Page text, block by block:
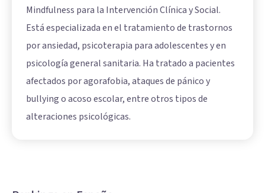
Mindfulness para la Intervención Clínica y Social.
Está especializada en el tratamiento de trastornos
por ansiedad, psicoterapia para adolescentes y en
psicología general sanitaria. Ha tratado a pacientes
afectados por agorafobia, ataques de pánico y
bullying o acoso escolar, entre otros tipos de
alteraciones psicológicas.